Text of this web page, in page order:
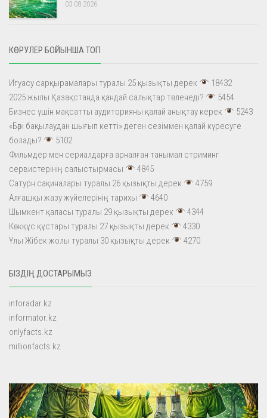
03.08.2026
КӨРУЛЕР БОЙЫНША ТОП
Игуасу сарқырамалары туралы 25 қызықты дерек
18432
2025 жылы Қазақстанда қандай салықтар төленеді?
5454
Бизнес үшін мақсатты аудиторияны қалай анықтау керек
5243
«Бәрі бақылаудан шығып кетті» деген сезіммен қалай күресуге
болады?
5102
Фильмдер мен сериалдарға арналған танымал стриминг
сервистерінің салыстырмасы
4845
Сатурн сақиналары туралы 26 қызықты дерек
4759
Алғашқы жазу жүйелерінің тарихы
4640
Шымкент қаласы туралы 29 қызықты дерек
4344
Көкқұс құстары туралы 27 қызықты дерек
4330
Ұлы Жібек жолы туралы 30 қызықты дерек
4270
БІЗДІҢ ДОСТАРЫМЫЗ
inforadar.kz
informator.kz
onlyfacts.kz
millionfacts.kz